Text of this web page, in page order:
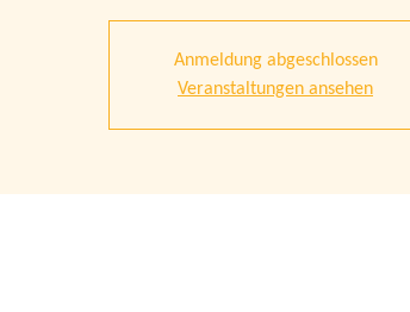
Anmeldung abgeschlossen
Veranstaltungen ansehen